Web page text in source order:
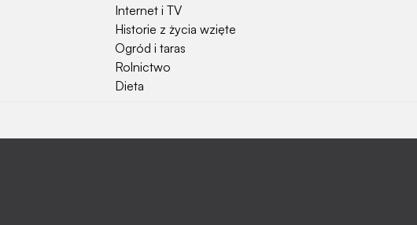
Internet i TV
Historie z życia wzięte
Ogród i taras
Rolnictwo
Dieta
Najchętniej czytane